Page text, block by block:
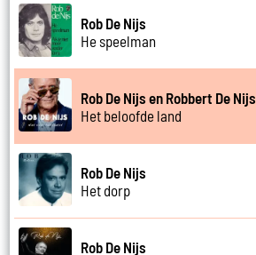
Rob De Nijs
He speelman
Rob De Nijs en Robbert De Nijs
Het beloofde land
Rob De Nijs
Het dorp
Rob De Nijs